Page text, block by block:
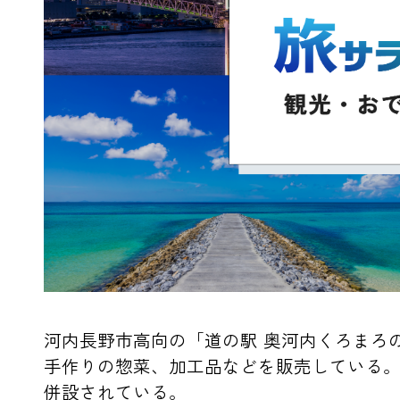
河内長野市高向の「道の駅 奥河内くろま
手作りの惣菜、加工品などを販売している
併設されている。